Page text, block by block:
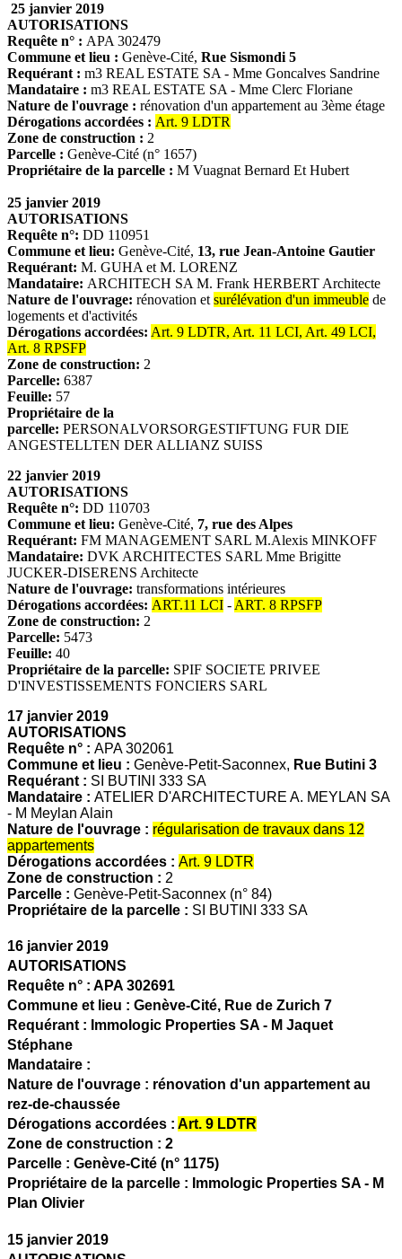
25 janvier 2019
AUTORISATIONS
Requête n° : APA 302479
Commune et lieu : Genève-Cité, Rue Sismondi 5
Requérant : m3 REAL ESTATE SA - Mme Goncalves Sandrine
Mandataire : m3 REAL ESTATE SA - Mme Clerc Floriane
Nature de l'ouvrage : rénovation d'un appartement au 3ème étage
Dérogations accordées : Art. 9 LDTR
Zone de construction : 2
Parcelle : Genève-Cité (n° 1657)
Propriétaire de la parcelle : M Vuagnat Bernard Et Hubert
25 janvier 2019
AUTORISATIONS
Requête n°: DD 110951
Commune et lieu: Genève-Cité, 13, rue Jean-Antoine Gautier
Requérant: M. GUHA et M. LORENZ
Mandataire: ARCHITECH SA M. Frank HERBERT Architecte
Nature de l'ouvrage: rénovation et surélévation d'un immeuble de
logements et d'activités
Dérogations accordées: Art. 9 LDTR, Art. 11 LCI, Art. 49 LCI,
Art. 8 RPSFP
Zone de construction: 2
Parcelle: 6387
Feuille: 57
Propriétaire de la
parcelle: PERSONALVORSORGESTIFTUNG FUR DIE
ANGESTELLTEN DER ALLIANZ SUISS
22 janvier 2019
AUTORISATIONS
Requête n°: DD 110703
Commune et lieu: Genève-Cité, 7, rue des Alpes
Requérant: FM MANAGEMENT SARL M.Alexis MINKOFF
Mandataire: DVK ARCHITECTES SARL Mme Brigitte
JUCKER-DISERENS Architecte
Nature de l'ouvrage: transformations intérieures
Dérogations accordées: ART.11 LCI - ART. 8 RPSFP
Zone de construction: 2
Parcelle: 5473
Feuille: 40
Propriétaire de la parcelle: SPIF SOCIETE PRIVEE
D'INVESTISSEMENTS FONCIERS SARL
17 janvier 2019
AUTORISATIONS
Requête n° : APA 302061
Commune et lieu : Genève-Petit-Saconnex, Rue Butini 3
Requérant : SI BUTINI 333 SA
Mandataire : ATELIER D'ARCHITECTURE A. MEYLAN SA
- M Meylan Alain
Nature de l'ouvrage : régularisation de travaux dans 12
appartements
Dérogations accordées : Art. 9 LDTR
Zone de construction : 2
Parcelle : Genève-Petit-Saconnex (n° 84)
Propriétaire de la parcelle : SI BUTINI 333 SA
16 janvier 2019
AUTORISATIONS
Requête n° : APA 302691
Commune et lieu : Genève-Cité, Rue de Zurich 7
Requérant : Immologic Properties SA - M Jaquet
Stéphane
Mandataire :
Nature de l'ouvrage : rénovation d'un appartement au
rez-de-chaussée
Dérogations accordées : Art. 9 LDTR
Zone de construction : 2
Parcelle : Genève-Cité (n° 1175)
Propriétaire de la parcelle : Immologic Properties SA - M
Plan Olivier
15 janvier 2019